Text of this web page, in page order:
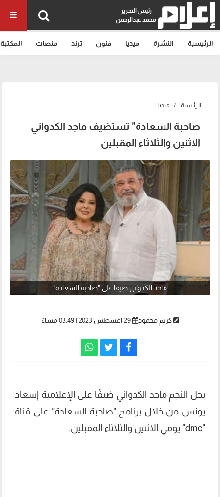
رئيس التحرير
محمد عبدالرحمن
الرئيسية النشرة ميديا فنون ترند منصات المكتبة
الرئيسية ميديا
صاحبة السعادة" تستضيف ماجد الكدواني
الاثنين والثلاثاء المقبلين
ماجد الكدواني ضيفا على "صاحبة السعادة"
كريم محمود 29 اغسطس 2023 | 03:49 مساءً
يحل النجم ماجد الكدواني ضيفًا على الإعلامية إسعاد
يونس من خلال برنامج "صاحبة السعادة" على قناة
"dmc" يومي الاثنين والثلاثاء المقبلين.